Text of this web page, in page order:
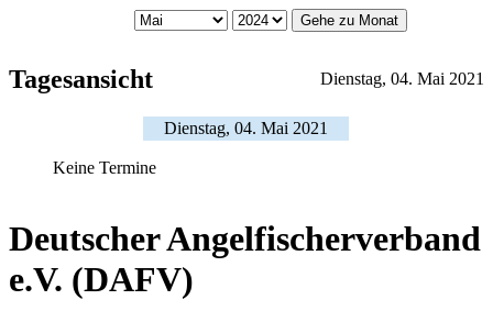
Gehe zu Monat
Tagesansicht Dienstag, 04. Mai 2021
Dienstag, 04. Mai 2021
Keine Termine
Deutscher Angelfischerverband
e.V. (DAFV)